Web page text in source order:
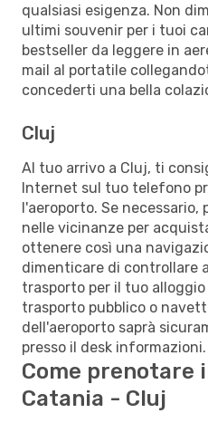
qualsiasi esigenza. Non
ultimi souvenir per i tuoi
bestseller da leggere in
mail al portatile
concederti una bella
Cluj
Al tuo arrivo a Cluj, ti
Internet sul tuo telefono
l'aeroporto. Se
nelle vicinanze per
ottenere così una
dimenticare di controllare
trasporto per il tuo
trasporto pubblico o
dell'aeroporto saprà
presso il desk informazioni.
Come prenotare
Catania - Cluj